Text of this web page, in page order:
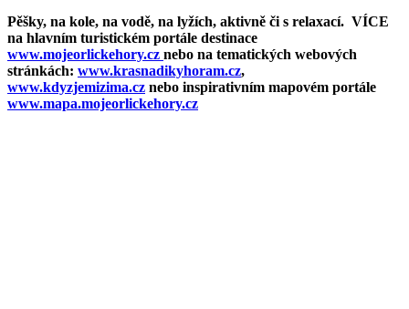
Pěšky, na kole, na vodě, na lyžích, aktivně či s relaxací. VÍCE
na hlavním turistickém portále destinace
www.mojeorlickehory.cz nebo na tematických webových
stránkách: www.krasnadikyhoram.cz,
www.kdyzjemizima.cz nebo inspirativním mapovém portále
www.mapa.mojeorlickehory.cz